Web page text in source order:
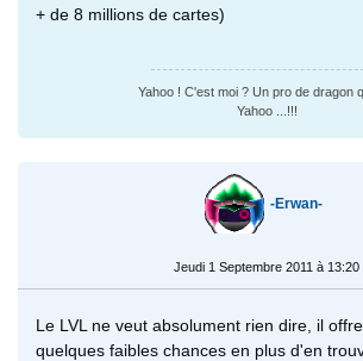
+ de 8 millions de cartes)
Yahoo ! C'est moi ? Un pro de dragon
Yahoo ...!!!
-Erwan-
Jeudi 1 Septembre 2011 à 13:20
Le LVL ne veut absolument rien dire, il
quelques faibles chances en plus d'en